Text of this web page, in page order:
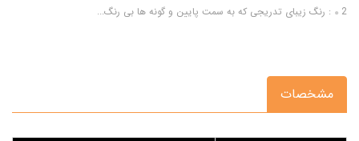
2: رنگ زیبای تدریجی که به سمت پایین و گونه ها بی رنگ...
مشخصات